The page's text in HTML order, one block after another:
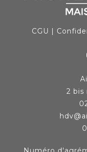
CGU |
2 bis